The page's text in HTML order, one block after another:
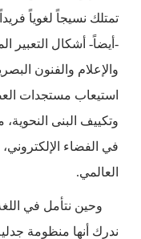
تمتلك نسيجاً لغوياً
-أيضاً- أشكال التعبير
والإعلام والفنون
استيعاب مستجدات
وتكييف البنى النحوية،
في الفضاء
العالمي.
وحين نتأمل في
ندرك أنها منظومة